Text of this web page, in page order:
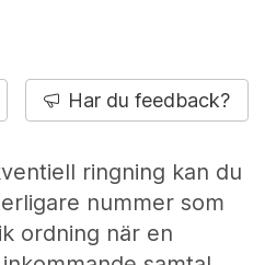
Har du feedback?
ringning kan du
nummer som
ordning när en